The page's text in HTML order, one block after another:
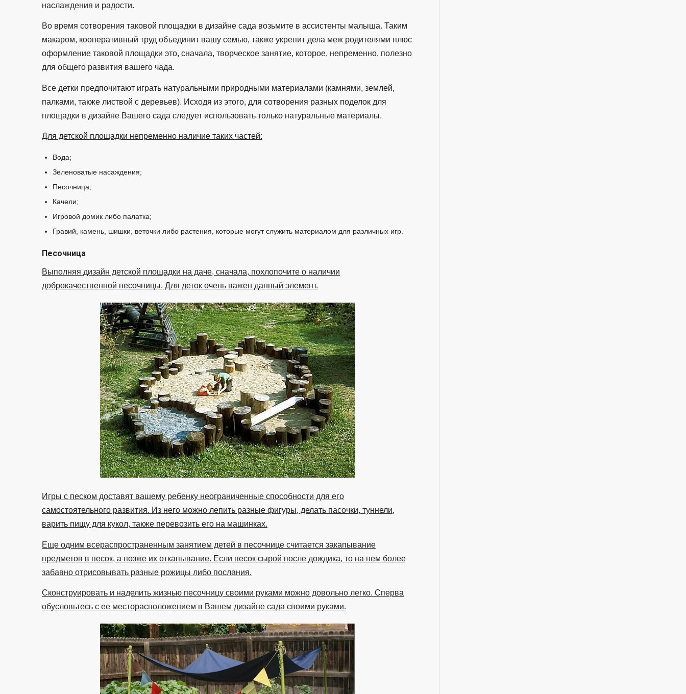
наслаждения и радости.
Во время сотворения таковой площадки в дизайне сада возьмите в ассистенты малыша. Таким
макаром, кооперативный труд объединит вашу семью, также укрепит дела меж родителями плюс
оформление таковой площадки это, сначала, творческое занятие, которое, непременно, полезно
для общего развития вашего чада.
Все детки предпочитают играть натуральными природными материалами (камнями, землей,
палками, также листвой с деревьев). Исходя из этого, для сотворения разных поделок для
площадки в дизайне Вашего сада следует использовать только натуральные материалы.
Для детской площадки непременно наличие таких частей:
Вода;
Зеленоватые насаждения;
Песочница;
Качели;
Игровой домик либо палатка;
Гравий, камень, шишки, веточки либо растения, которые могут служить материалом для различных игр.
Песочница
Выполняя дизайн детской площадки на даче, сначала, похлопочите о наличии
доброкачественной песочницы. Для деток очень важен данный элемент.
Игры с песком доставят вашему ребенку неограниченные способности для его
самостоятельного развития. Из него можно лепить разные фигуры, делать пасочки, туннели,
варить пищу для кукол, также перевозить его на машинках.
Еще одним всераспространенным занятием детей в песочнице считается закапывание
предметов в песок, а позже их откапывание. Если песок сырой после дождика, то на нем более
забавно отрисовывать разные рожицы либо послания.
Сконструировать и наделить жизнью песочницу своими руками можно довольно легко. Сперва
обусловьтесь с ее месторасположением в Вашем дизайне сада своими руками.